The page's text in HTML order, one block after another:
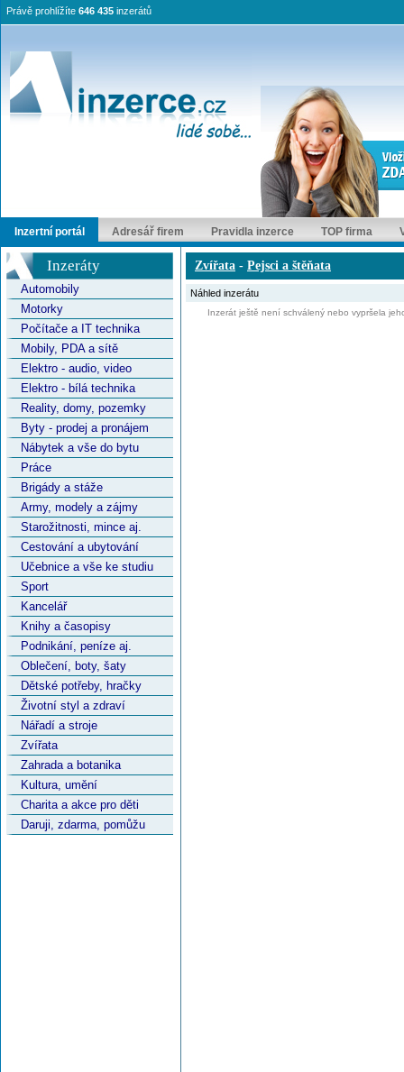
Právě prohlížíte 646 435 inzerátů
Inzertní portál Adresář firem Pravidla inzerce TOP firma
Inzeráty
Automobily
Motorky
Počítače a IT technika
Mobily, PDA a sítě
Elektro - audio, video
Elektro - bílá technika
Reality, domy, pozemky
Byty - prodej a pronájem
Nábytek a vše do bytu
Práce
Brigády a stáže
Army, modely a zájmy
Starožitnosti, mince aj.
Cestování a ubytování
Učebnice a vše ke studiu
Sport
Kancelář
Knihy a časopisy
Podnikání, peníze aj.
Oblečení, boty, šaty
Dětské potřeby, hračky
Životní styl a zdraví
Nářadí a stroje
Zvířata
Zahrada a botanika
Kultura, umění
Charita a akce pro děti
Daruji, zdarma, pomůžu
Zvířata - Pejsci a štěňata
Náhled inzerátu
Inzerát ještě není schválený nebo vypršela